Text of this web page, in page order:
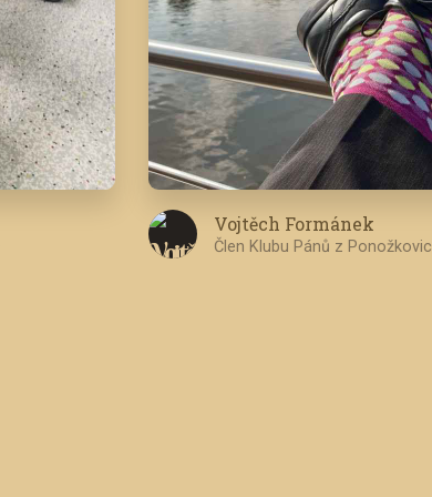
Vojtěch Formánek
Člen Klubu Pánů z Ponožkovic